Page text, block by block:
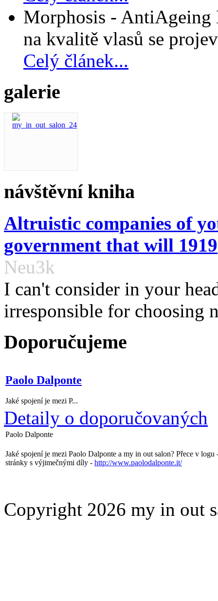
Morphosis - AntiAgeing
na kvalitě vlasů se
Celý článek...
galerie
návštěvní kniha
Altruistic companies of
government that will 1919
Neu3k
I can't consider in your
irresponsible for choosing
Doporučujeme
Paolo Dalponte
Jaké spojení je mezi P...
Detaily o doporučovaných
Paolo Dalponte
Jaké spojení je mezi Paolo Dalponte a my in out salon? Přece v
stránky s výjimečnými díly - http://www.paolodalponte.it/
Copyright 2026 my in out